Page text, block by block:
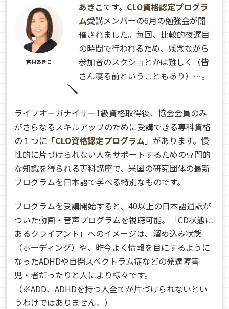
吉村あきこ
あきこです。 CLO資格認定プログラ
ム受講メンバーの6月の勉強会が開
催されました。毎回、比較的夜遅目
の時間で行われるため、残念ながら
参加者のスクショとかは難しく（皆
さん寝る前ということもあり）…。
ライフオーガナイザー1級資格取得後、協会会員のみ
がさらなるスキルアップのために受講できる専科資格
の１つに「CLO資格認定プログラム 」があります。慢
性的に片づけられない人をサポートするための専門的
な知識を得られる専科講座で、米国の研究団体の最新
プログラムを日本語で学べる特別なものです。
プログラムを受講開始すると、40以上の日本語通訳が
ついた動画・音声プログラムを視聴可能。「CD状態に
あるクライアント」へのイメージは、溜め込み状態
（ホーディング）や、昨今よく情報を目にするように
なったADHDや自閉スペクトラム症などの発達障害
児・者だったりと人により様々です。
（※ADD、ADHDを持つ人全てが片づけられないとい
うわけではありません。）